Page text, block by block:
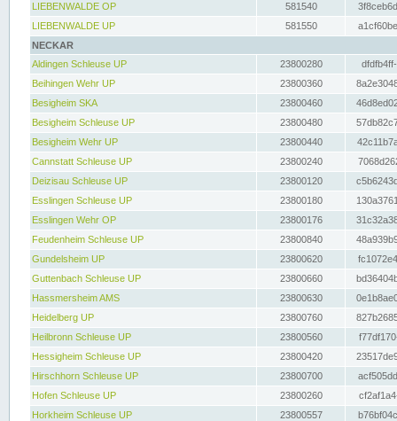
LIEBENWALDE OP
581540
LIEBENWALDE UP
581550
NECKAR
Aldingen Schleuse UP
23800280
Beihingen Wehr UP
23800360
Besigheim SKA
23800460
Besigheim Schleuse UP
23800480
Besigheim Wehr UP
23800440
Cannstatt Schleuse UP
23800240
Deizisau Schleuse UP
23800120
Esslingen Schleuse UP
23800180
Esslingen Wehr OP
23800176
Feudenheim Schleuse UP
23800840
Gundelsheim UP
23800620
Guttenbach Schleuse UP
23800660
Hassmersheim AMS
23800630
Heidelberg UP
23800760
Heilbronn Schleuse UP
23800560
Hessigheim Schleuse UP
23800420
Hirschhorn Schleuse UP
23800700
Hofen Schleuse UP
23800260
Horkheim Schleuse UP
23800557